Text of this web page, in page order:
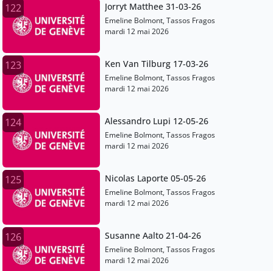
122 Jorryt Matthee 31-03-26
Emeline Bolmont, Tassos Fragos
mardi 12 mai 2026
123 Ken Van Tilburg 17-03-26
Emeline Bolmont, Tassos Fragos
mardi 12 mai 2026
124 Alessandro Lupi 12-05-26
Emeline Bolmont, Tassos Fragos
mardi 12 mai 2026
125 Nicolas Laporte 05-05-26
Emeline Bolmont, Tassos Fragos
mardi 12 mai 2026
126 Susanne Aalto 21-04-26
Emeline Bolmont, Tassos Fragos
mardi 12 mai 2026